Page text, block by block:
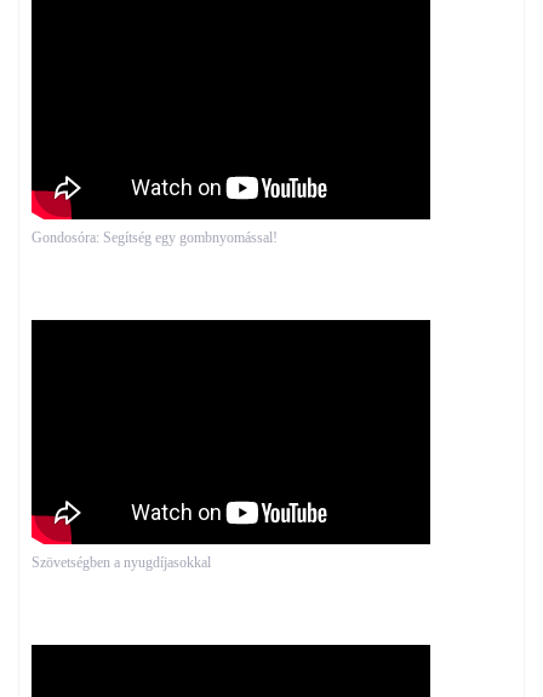
Gondosóra: Segítség egy gombnyomással!
Szövetségben a nyugdíjasokkal